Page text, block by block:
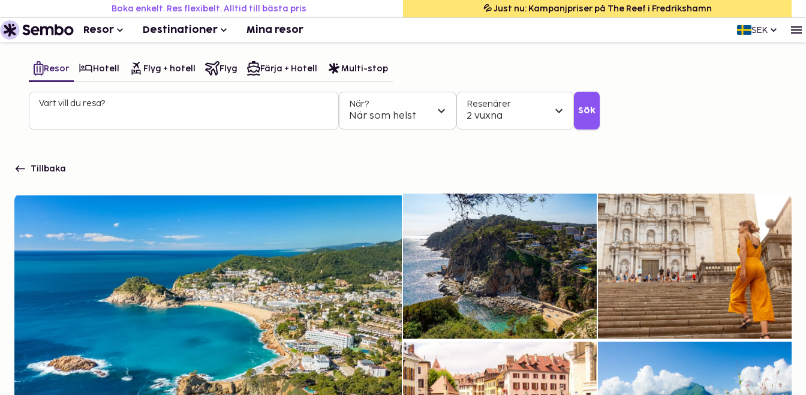
Boka enkelt. Res flexibelt. Alltid till bästa pris 💦 Just nu: Kampanjpriser på The Reef i Fredrikshamn
Resor Destinationer Mina resor SEK
Resor Hotell Flyg + hotell Flyg Färja + Hotell Multi-stop
Vart vill du resa? När?
När som helst
Resenärer
2 vuxna Sök
Tillbaka